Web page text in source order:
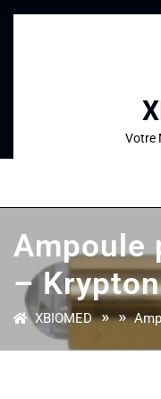
Votre
Ampoule
–
XBIOMED» »